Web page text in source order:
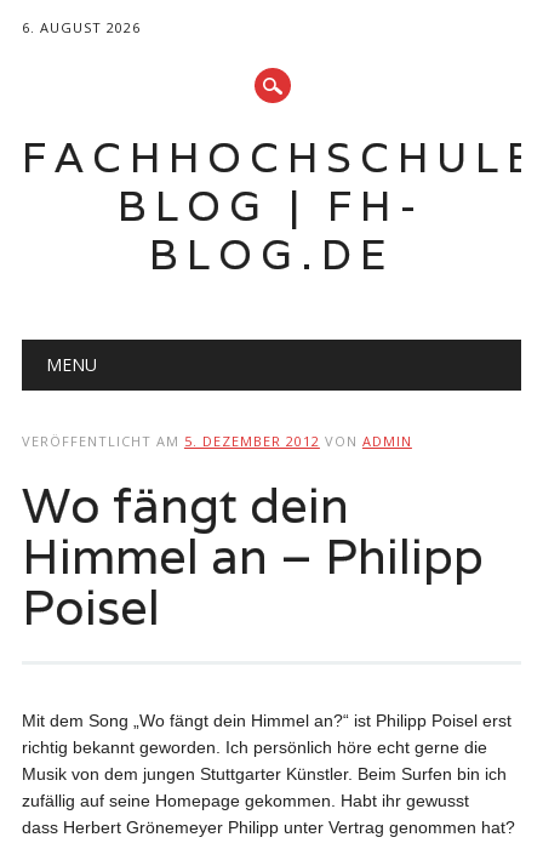
6. AUGUST 2026
BLOG | FH-
BLOG.DE
Hauptmenü
MENU
VERÖFFENTLICHT AM 5. DEZEMBER 2012 VON ADMIN
Wo fängt dein
Himmel an – Philipp
Poisel
Mit dem Song „Wo fängt dein Himmel an?“ ist Philipp Poisel erst
richtig bekannt geworden. Ich persönlich höre echt gerne die
Musik von dem jungen Stuttgarter Künstler. Beim Surfen bin ich
zufällig auf seine Homepage gekommen. Habt ihr gewusst
dass Herbert Grönemeyer Philipp unter Vertrag genommen hat?